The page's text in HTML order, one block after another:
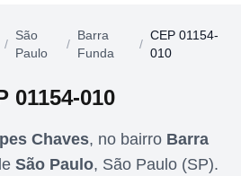
/
São
Paulo
/
Barra
Funda
/
CEP 01154-
010
01154-010
Chaves, no bairro Barra
São Paulo, São Paulo (SP).